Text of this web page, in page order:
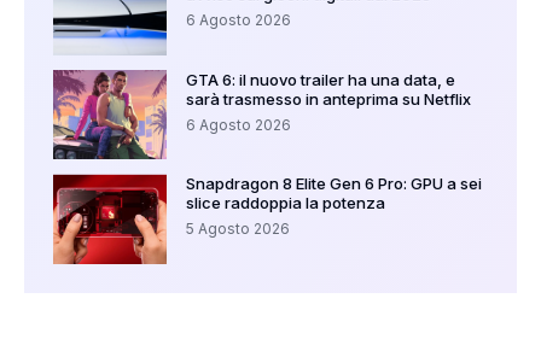
6 Agosto 2026
GTA 6: il nuovo trailer ha una data, e
sarà trasmesso in anteprima su Netflix
6 Agosto 2026
Snapdragon 8 Elite Gen 6 Pro: GPU a sei
slice raddoppia la potenza
5 Agosto 2026